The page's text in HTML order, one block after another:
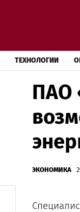
ТЕХНОЛОГИИ
ПАО
ЭКОНОМИКА